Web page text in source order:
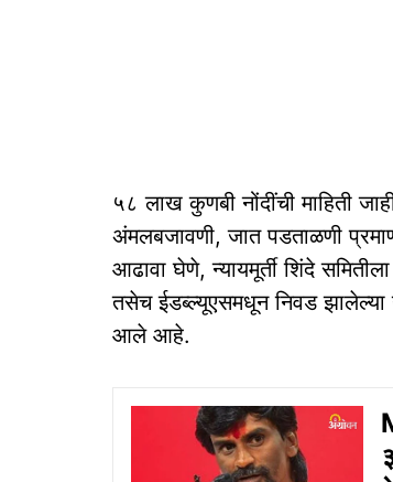
५८ लाख कुणबी नोंदींची माहिती
अंमलबजावणी, जात पडताळणी
आढावा घेणे, न्यायमूर्ती शिंदे
तसेच ईडब्ल्यूएसमधून निवड झालेल्या
आले आहे.